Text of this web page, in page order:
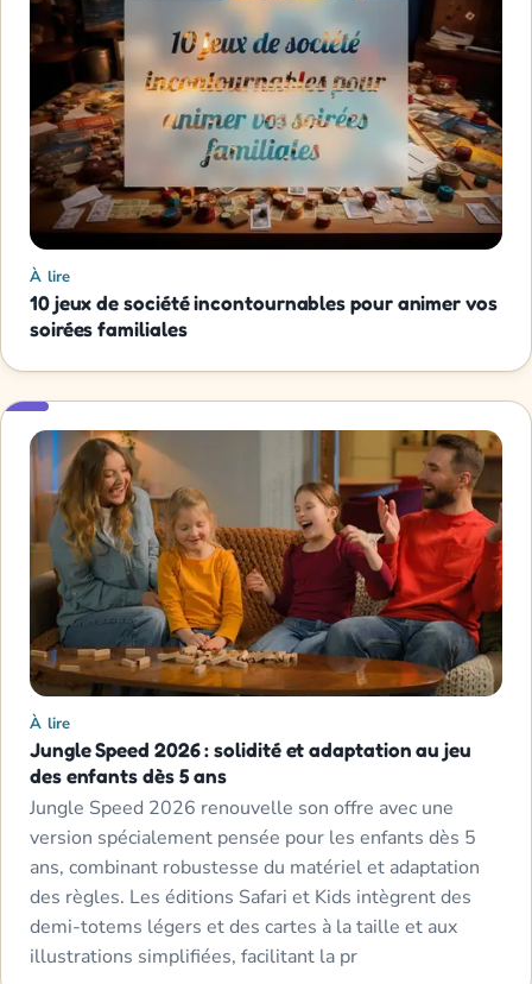
À lire
10 jeux de société incontournables pour animer vos
soirées familiales
À lire
Jungle Speed 2026 : solidité et adaptation au jeu
des enfants dès 5 ans
Jungle Speed 2026 renouvelle son offre avec une
version spécialement pensée pour les enfants dès 5
ans, combinant robustesse du matériel et adaptation
des règles. Les éditions Safari et Kids intègrent des
demi-totems légers et des cartes à la taille et aux
illustrations simplifiées, facilitant la pr